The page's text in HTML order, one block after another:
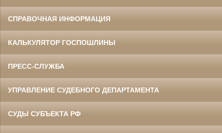
СПРАВОЧНАЯ ИНФОРМАЦИЯ
КАЛЬКУЛЯТОР ГОСПОШЛИНЫ
ПРЕСС-СЛУЖБА
УПРАВЛЕНИЕ СУДЕБНОГО ДЕПАРТАМЕНТА
СУДЫ СУБЪЕКТА РФ